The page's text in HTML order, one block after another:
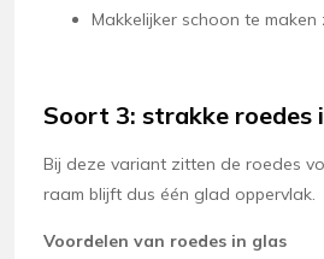
Makkelijker schoon te
Soort 3: strakke roedes
Bij deze variant zitten de roedes
raam blijft dus één glad oppervlak.
Voordelen van roedes in glas